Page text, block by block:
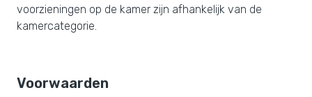
voorzieningen op de kamer zijn afhankelijk van de
kamercategorie.
Voorwaarden